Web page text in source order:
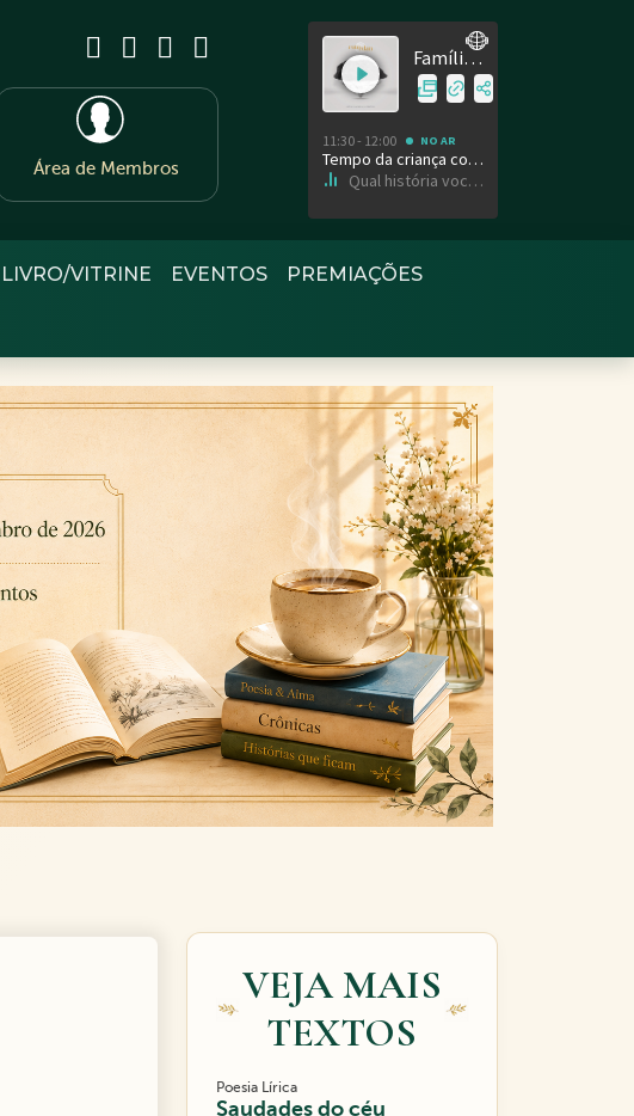
Área de Membros
LIVRO/VITRINE EVENTOS PREMIAÇÕES
Next
VEJA MAIS
TEXTOS
Poesia Lírica
Saudades do céu